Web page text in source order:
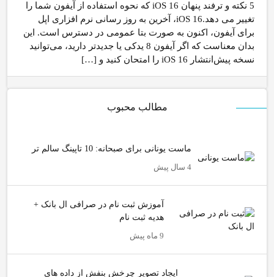
5 نکته و ترفند پنهان iOS 16 که نحوه استفاده از آیفون شما را
تغییر می دهد.iOS 16، آخرین به روز رسانی نرم افزاری اپل
برای آیفون، اکنون به صورت بتا عمومی در دسترس است. این
بدان معناست که اگر آیفون 8 یدکی یا جدیدتر دارید، می‌توانید
نسخه پیش‌انتشار iOS 16 را امتحان کنید و […]
مطالب محبوب
ماست یونانی برای صبحانه: 10 تاپینگ سالم تر
4 سال پیش
آموزش ثبت نام در صرافی ال بانک +
هدیه ثبت نام
9 ماه پیش
ایجاد تصویر چرخش بنفش از داده های